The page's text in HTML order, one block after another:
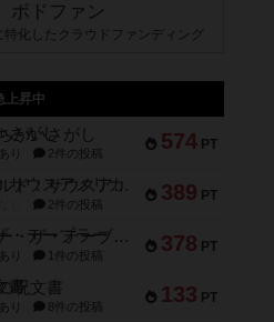
ボドファン
特化したクラウドファンディング
上昇中
574 PT
がいさがし
り 2件の投稿
389 PT
リワイルド：サウスアメリカ
2件の投稿
378 PT
アンダー・ザ・テーブラー
り 1件の投稿
133 PT
呪文書
り 8件の投稿